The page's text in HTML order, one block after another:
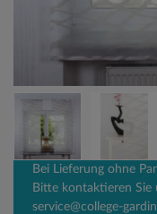
Bei Lieferung ohne
Bitte kontaktieren Sie
service@college-